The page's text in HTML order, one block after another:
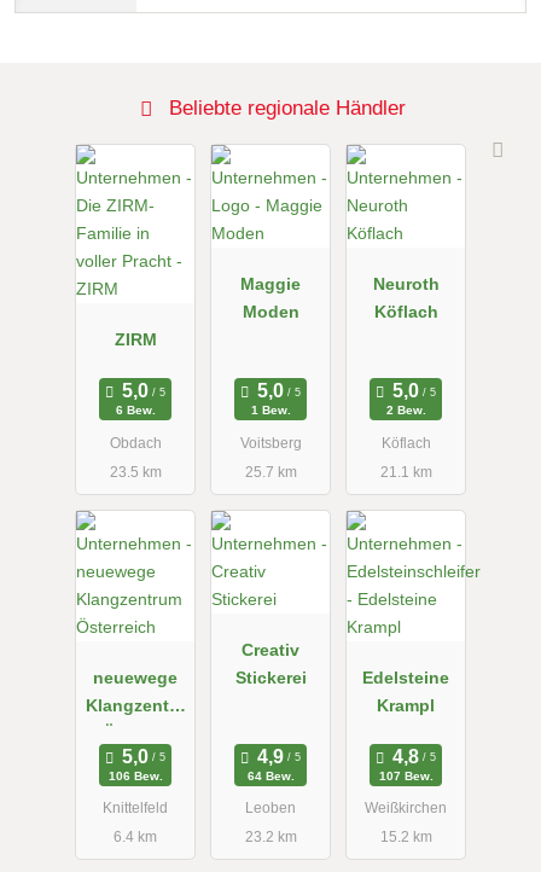
Beliebte regionale Händler
ZIRM
6 Bew.
Obdach
23.5 km
Maggie
Moden
1 Bew.
Voitsberg
25.7 km
Neuroth
Köflach
2 Bew.
Köflach
21.1 km
neuewege
Klangzentru
106 Bew.
Knittelfeld
6.4 km
Creativ
Stickerei
64 Bew.
Leoben
23.2 km
Edelsteine
Krampl
107 Bew.
Weißkirchen
15.2 km